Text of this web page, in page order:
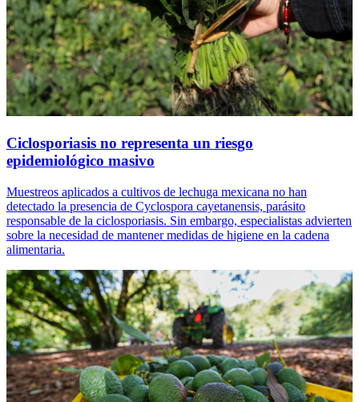
Ciclosporiasis no representa un riesgo
epidemiológico masivo
Muestreos aplicados a cultivos de lechuga mexicana no han
detectado la presencia de Cyclospora cayetanensis, parásito
responsable de la ciclosporiasis. Sin embargo, especialistas advierten
sobre la necesidad de mantener medidas de higiene en la cadena
alimentaria.